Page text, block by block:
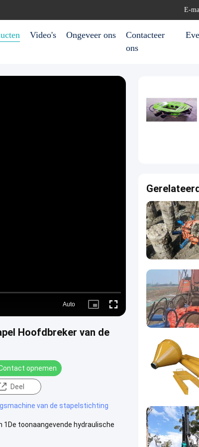
E-
Video's Ongeveer ons
Contacteer
ons
Auto
Picture- Fullscreen
Hoofdbreker van de
opnemen
Deel
van de stapelstichting
toonaangevende hydraulische